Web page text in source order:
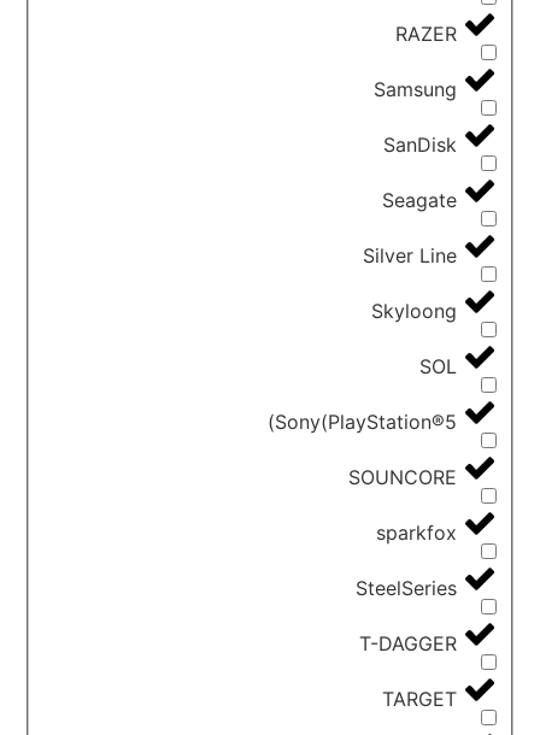
RAZER
Samsung
SanDisk
Seagate
Silver Line
Skyloong
SOL
Sony(PlayStation®5)
SOUNCORE
sparkfox
SteelSeries
T-DAGGER
TARGET